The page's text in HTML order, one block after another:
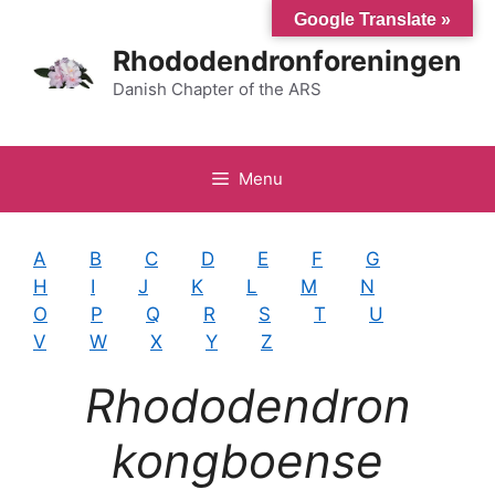
indhold
Rhododendronforeningen
Danish Chapter of the ARS
Menu
A B C D E F
G
H
I J K L M
N
O
P Q R S T
U
V
W X Y Z
Rhododendron
kongboense
Google Translate »